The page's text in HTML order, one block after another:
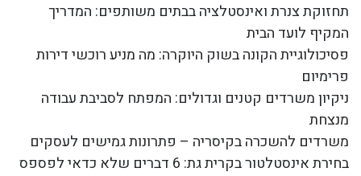
תחזוקת צנרת ואינסטלציה בבתים משותפים: המדריך
המקיף לועד הבית
פסיכולוגיית הקונה בשוק היוקרה: מה מניע רוכשי דירות
פרימיום
ניקיון משרדים קטנים וגדולים: המפתח לסביבת עבודה
מנצחת
משרדים להשכרה בקיסריה – פתרונות גמישים לעסקים
בחירת אינסטלטור בקרית גת: 6 דברים שלא כדאי לפספס